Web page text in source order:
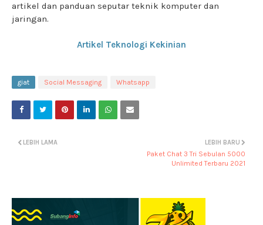
artikel dan panduan seputar teknik komputer dan
jaringan.
Artikel Teknologi Kekinian
giat Social Messaging Whatsapp
LEBIH BARU
Paket Chat 3 Tri Sebulan 5000
Unlimited Terbaru 2021
LEBIH LAMA